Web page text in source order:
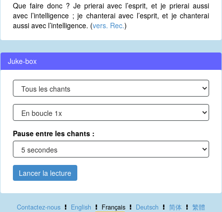
Que faire donc ? Je prierai avec l’esprit, et je prierai aussi
avec l’intelligence ; je chanterai avec l’esprit, et je chanterai
aussi avec l’intelligence. (vers. Rec.)
Juke-box
Pause entre les chants :
Lancer la lecture
Contactez-nous English Français Deutsch 简体 繁體